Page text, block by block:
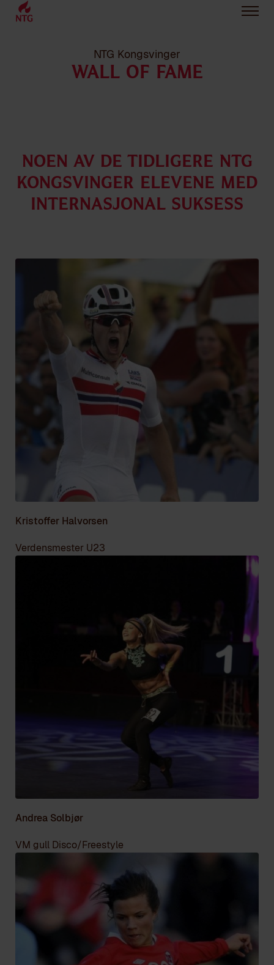
NTG Kongsvinger
WALL OF FAME
Noen av de tidligere NTG
Kongsvinger elevene med
internasjonal suksess
Kristoffer Halvorsen
Verdensmester U23
Andrea Solbjør
VM gull Disco/Freestyle